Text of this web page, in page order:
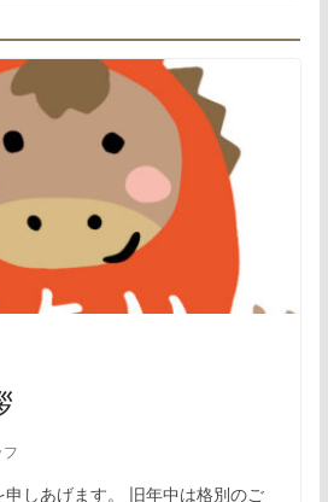
しあげます。 旧年中は格別のご